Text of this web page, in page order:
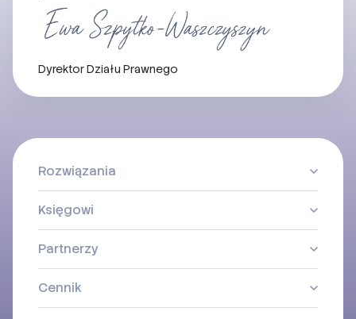
Dyrektor Działu Prawnego
Rozwiązania
Księgowi
Partnerzy
Cennik